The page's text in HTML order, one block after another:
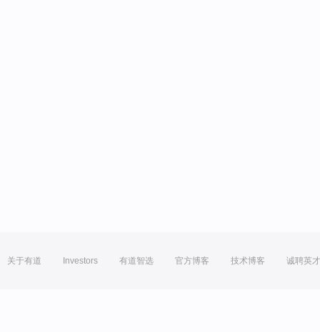
关于有道 Investors 有道智选 官方博客 技术博客 诚聘英才